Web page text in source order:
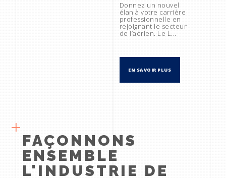
Donnez un nouvel
élan à votre carrière
professionnelle en
rejoignant le secteur
de l’aérien. Le L...
EN SAVOIR PLUS
FAÇONNONS
ENSEMBLE
L'INDUSTRIE DE